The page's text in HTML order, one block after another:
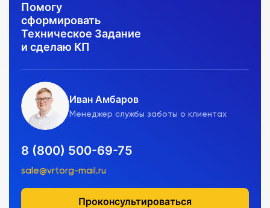
Помогу
сформировать
Техническое Задание
и сделаю КП
Иван Амбаров
Менеджер службы заботы о клиентах
8 (800) 500-69-75
sale@vrtorg-mail.ru
Проконсультироваться